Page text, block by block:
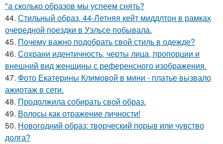
"а сколько образов мы успеем снять?
44. Стильный образ. 44-Летняя кейт миддлтон в рамках
очередной поездки в Уэльсе побывала.
45. Почему важно подобрать свой стиль в одежде?
46. Сохрани идентичность, черты лица, пропорции и
внешний вид женщины с референсного изображения.
47. Фото Екатерины Климовой в мини - платье вызвало
ажиотаж в сети.
48. Продолжила собирать свой образ.
49. Волосы как отражение личности!
50. Новогодний образ: творческий порыв или чувство
долга?